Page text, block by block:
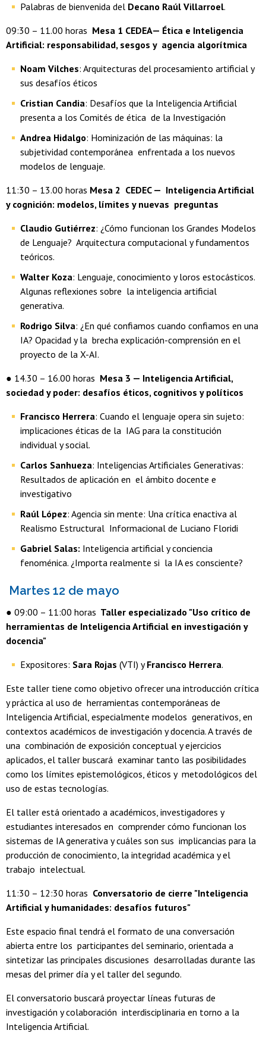
Palabras de bienvenida del Decano Raúl Villarroel.
09:30 – 11.00 horas Mesa 1 CEDEA— Ética e Inteligencia
Artificial: responsabilidad, sesgos y agencia algorítmica
Noam Vilches: Arquitecturas del procesamiento artificial y
sus desafíos éticos
Cristian Candia: Desafíos que la Inteligencia Artificial
presenta a los Comités de ética de la Investigación
Andrea Hidalgo: Hominización de las máquinas: la
subjetividad contemporánea enfrentada a los nuevos
modelos de lenguaje.
11:30 – 13.00 horas Mesa 2 CEDEC — Inteligencia Artificial
y cognición: modelos, límites y nuevas preguntas
Claudio Gutiérrez: ¿Cómo funcionan los Grandes Modelos
de Lenguaje? Arquitectura computacional y fundamentos
teóricos.
Walter Koza: Lenguaje, conocimiento y loros estocásticos.
Algunas reflexiones sobre la inteligencia artificial
generativa.
Rodrigo Silva: ¿En qué confiamos cuando confiamos en una
IA? Opacidad y la brecha explicación-comprensión en el
proyecto de la X-AI.
● 14.30 – 16.00 horas Mesa 3 — Inteligencia Artificial,
sociedad y poder: desafíos éticos, cognitivos y políticos
Francisco Herrera: Cuando el lenguaje opera sin sujeto:
implicaciones éticas de la IAG para la constitución
individual y social.
Carlos Sanhueza: Inteligencias Artificiales Generativas:
Resultados de aplicación en el ámbito docente e
investigativo
Raúl López: Agencia sin mente: Una crítica enactiva al
Realismo Estructural Informacional de Luciano Floridi
Gabriel Salas: Inteligencia artificial y conciencia
fenoménica. ¿Importa realmente si la IA es consciente?
Martes 12 de mayo
● 09:00 – 11:00 horas Taller especializado "Uso crítico de
herramientas de Inteligencia Artificial en investigación y
docencia"
Expositores: Sara Rojas (VTI) yFrancisco Herrera.
Este taller tiene como objetivo ofrecer una introducción crítica
y práctica al uso de herramientas contemporáneas de
Inteligencia Artificial, especialmente modelos generativos, en
contextos académicos de investigación y docencia. A través de
una combinación de exposición conceptual y ejercicios
aplicados, el taller buscará examinar tanto las posibilidades
como los límites epistemológicos, éticos y metodológicos del
uso de estas tecnologías.
El taller está orientado a académicos, investigadores y
estudiantes interesados en comprender cómo funcionan los
sistemas de IA generativa y cuáles son sus implicancias para la
producción de conocimiento, la integridad académica y el
trabajo intelectual.
11:30 – 12:30 horas Conversatorio de cierre "Inteligencia
Artificial y humanidades: desafíos futuros"
Este espacio final tendrá el formato de una conversación
abierta entre los participantes del seminario, orientada a
sintetizar las principales discusiones desarrolladas durante las
mesas del primer día y el taller del segundo.
El conversatorio buscará proyectar líneas futuras de
investigación y colaboración interdisciplinaria en torno a la
Inteligencia Artificial.